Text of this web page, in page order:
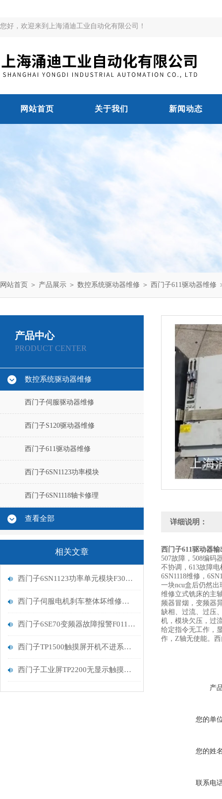
您好，欢迎来到上海涌迪工业自动化有限公司！
网站首页 关于我们 新闻动态
网站首页 ＞ 产品展示 ＞ 数控系统驱动器维修 ＞ 西门子611驱动器维修
产品中心
PRODUCT CENTER
数控系统驱动器维修
西门子伺服驱动器维修
西门子S120驱动器维修
西门子611驱动器维修
西门子6SN1123功率模块
西门子6SN1118轴卡修理
查看全部
相关文章
西门子6SN1123功率单元模块F300500报警维修说明
西门子伺服电机刹车整体坏维修要求
西门子6SE70变频器故障报警F011维修检测
西门子TP1500触摸屏开机不进系统维修好
西门子工业屏TP2200无显示触摸屏坏维修解决
详细说明：
西门子611驱动器
507故障，508编码
不协调，613故障
6SN1118维修，
一块ncu盒后仍然出
维修立式铣床的主
频器冒烟，变频器
缺相、过流、过压
机，模块欠压，过
给定指令无工作，
作，Z轴无使能。
产
您的单
您的姓
联系电